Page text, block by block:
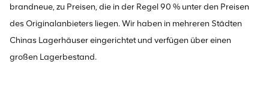
brandneue, zu Preisen, die in der Regel 90 % unter den Preisen
des Originalanbieters liegen. Wir haben in mehreren Städten
Chinas Lagerhäuser eingerichtet und verfügen über einen
großen Lagerbestand.